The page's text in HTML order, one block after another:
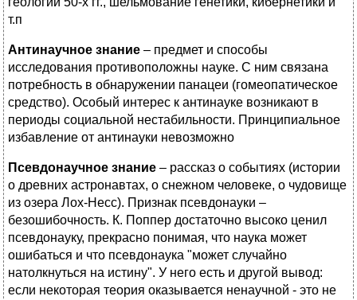
т.п
Антинаучное знание – предмет и способы
исследования противоположны науке. С ним связана
потребность в обнаружении панацеи (гомеопатическое
средство). Особый интерес к антинауке возникают в
периоды социальной нестабильности. Принципиальное
избавление от антинауки невозможно
Псевдонаучное знание – рассказ о событиях (истории
о древних астронавтах, о снежном человеке, о чудовище
из озера Лох-Несс). Признак псевдонауки –
безошибочность. К. Поппер достаточно высоко ценил
псевдонауку, прекрасно понимая, что наука может
ошибаться и что псевдонаука "может случайно
натолкнуться на истину". У него есть и другой вывод:
если некоторая теория оказывается ненаучной - это не